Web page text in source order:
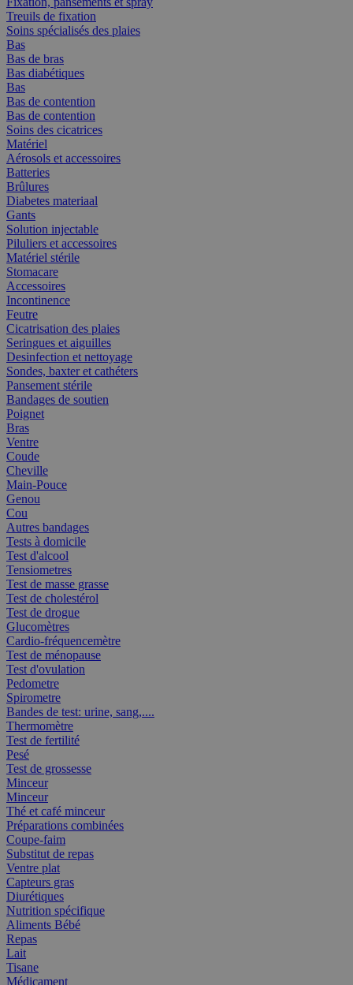
Treuils de fixation
Soins spécialisés des plaies
Bas
Bas de bras
Bas diabétiques
Bas
Bas de contention
Bas de contention
Soins des cicatrices
Matériel
Aérosols et accessoires
Batteries
Brûlures
Diabetes materiaal
Gants
Solution injectable
Piluliers et accessoires
Matériel stérile
Stomacare
Accessoires
Incontinence
Feutre
Cicatrisation des plaies
Seringues et aiguilles
Desinfection et nettoyage
Sondes, baxter et cathéters
Pansement stérile
Bandages de soutien
Poignet
Bras
Ventre
Coude
Cheville
Main-Pouce
Genou
Cou
Autres bandages
Tests à domicile
Test d'alcool
Tensiometres
Test de masse grasse
Test de cholestérol
Test de drogue
Glucomètres
Cardio-fréquencemètre
Test de ménopause
Test d'ovulation
Pedometre
Spirometre
Bandes de test: urine, sang,....
Thermomètre
Test de fertilité
Pesé
Test de grossesse
Minceur
Minceur
Thé et café minceur
Préparations combinées
Coupe-faim
Substitut de repas
Ventre plat
Capteurs gras
Diurétiques
Nutrition spécifique
Aliments Bébé
Repas
Lait
Tisane
Médicament